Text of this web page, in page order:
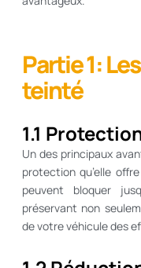
Partie 1:
teinté
1.1
Un des principaux
protection qu’elle
peuvent bloquer
préservant non
de votre véhicule des